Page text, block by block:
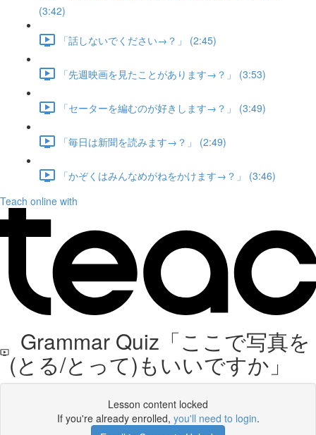
(3:42)
「話しないでください→？」 (2:45)
「先週映画を見たことがあります→？」 (3:53)
「セーターを編むのが好きします→？」 (3:49)
「毎日は新聞を読みます→？」 (2:49)
「かぞくはみんなめがねをかけます→？」 (3:46)
Teach online with
Grammar Quiz「ここで写真を
(とる/とって)もいいですか」
Lesson content locked
If you're already enrolled, you'll need to login.